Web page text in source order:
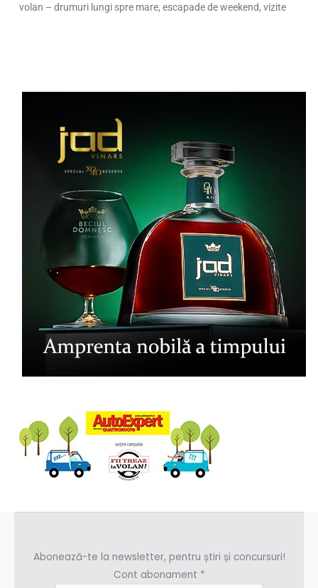
volan – drumuri lungi spre mare, escapade de weekend, vizite
Abonează-te la newsletter, pentru știri și concursuri!
Cont abonament *